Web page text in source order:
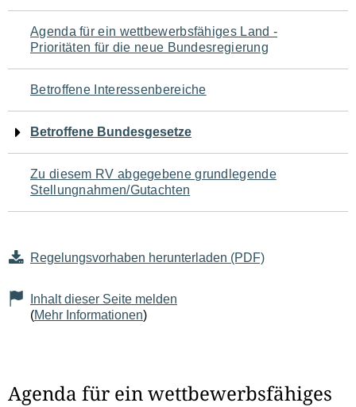
Navigation
für
den
Seiteninhalt
Agenda für ein wettbewerbsfähiges Land -
Prioritäten für die neue Bundesregierung
Betroffene Interessenbereiche
Betroffene Bundesgesetze
Zu diesem RV abgegebene grundlegende
Stellungnahmen/Gutachten
Regelungsvorhaben herunterladen (PDF)
Inhalt dieser Seite melden
(Mehr Informationen)
Agenda für ein wettbewerbsfähiges